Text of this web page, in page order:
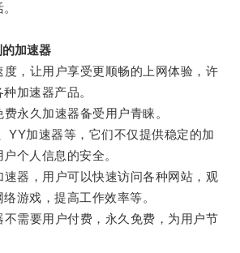
加速器
，让用户享受更顺畅的上网体验，许
加速器产品。
久加速器备受用户青睐。
加速器等，它们不仅提供稳定的加
个人信息的安全。
器，用户可以快速访问各种网站，观
游戏，提高工作效率等。
需要用户付费，永久免费，为用户节